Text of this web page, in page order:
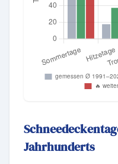
Jahrhunderts